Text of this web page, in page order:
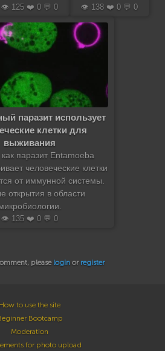
👁️ 125 ❤️ 0 💬 0 👁️ 138 ❤️ 0 💬 0
паразит использует
клетки для
выживания
паразит Entamoeba
человеческие клетки
от иммунной системы.
открытия в области
👁️ 135 ❤️ 0 💬 0
please login or register
How to use the site
Bootcamp
Moderation
for photo upload